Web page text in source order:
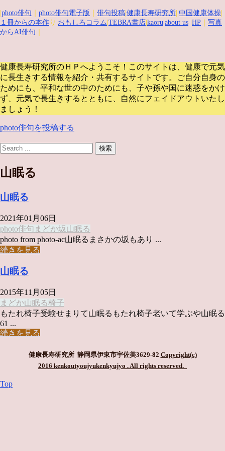
photo俳句 photo俳句電子版 俳句投稿 健康長寿研究所 中国健康体操
１冊からの本作 り| おもしろコラム TEBRA書店 kaoru |about us HP
写真
からAI俳句
健康長寿研究所のＨＰへようこそ！このサイトは、健康で元気
に長生きする情報を紹介・共有するサイトです。
ご自分自身の
ためにも、平和な世の中のためにも、子や孫や国に迷惑をかけ
ず、元気で長生きするとともに、自然にフェイドアウトいたし
ましょう！
photo俳句を投稿する
山眠る
山眠る
2021年01月06日
photo俳句 まどか坂山眠る
photo from photo-ac山眠るまさかの坂もあり ...
続きを見る
山眠る
2015年11月05日
まどか山眠る椅子
もたれ椅子受験せまりて山眠るもたれ椅子老いて学ぶや山眠る
61 ...
続きを見る
健康長寿研究所 静岡県伊東市宇佐美3629-82 Copyright(c)
2016 kenkoutyoujyukenkyujyo . All rights reserved.
Top